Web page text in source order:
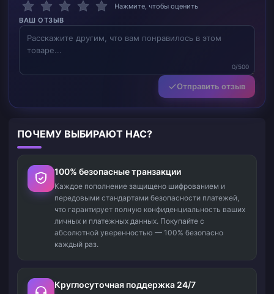
Нажмите, чтобы оценить
ВАШ ОТЗЫВ
0/500
Отправить отзыв
ПОЧЕМУ ВЫБИРАЮТ НАС?
100% безопасные транзакции
Каждое пополнение защищено шифрованием и
передовыми стандартами безопасности платежей,
что гарантирует полную конфиденциальность ваших
личных и платежных данных. Покупайте с
абсолютной уверенностью — 100% безопасно
каждый раз.
Круглосуточная поддержка 24/7